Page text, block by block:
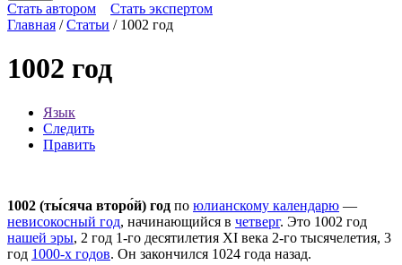
Стать автором
Стать экспертом
Главная /Статьи / 1002 год
1002 год
Язык
Следить
Править
1002 (ты́сяча второ́й) год по юлианскому календарю —
невисокосный год, начинающийся в четверг. Это 1002 год
нашей эры, 2 год 1-го десятилетия XI века 2-го тысячелетия, 3
год 1000-х годов. Он закончился 1024 года назад.